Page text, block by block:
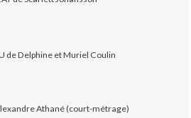
de Delphine et Muriel Coulin
Athané (court-métrage)